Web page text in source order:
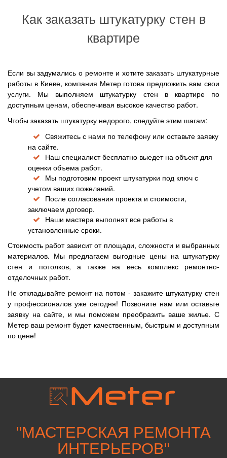
Как заказать штукатурку стен в
квартире
Если вы задумались о ремонте и хотите заказать штукатурные
работы в Киеве, компания Метер готова предложить вам свои
услуги. Мы выполняем штукатурку стен в квартире по
доступным ценам, обеспечивая высокое качество работ.
Чтобы заказать штукатурку недорого, следуйте этим шагам:
Свяжитесь с нами по телефону или оставьте заявку
на сайте.
Наш специалист бесплатно выедет на объект для
оценки объема работ.
Мы подготовим проект штукатурки под ключ с
учетом ваших пожеланий.
После согласования проекта и стоимости,
заключаем договор.
Наши мастера выполнят все работы в
установленные сроки.
Стоимость работ зависит от площади, сложности и выбранных
материалов. Мы предлагаем выгодные цены на штукатурку
стен и потолков, а также на весь комплекс ремонтно-
отделочных работ.
Не откладывайте ремонт на потом - закажите штукатурку стен
у профессионалов уже сегодня! Позвоните нам или оставьте
заявку на сайте, и мы поможем преобразить ваше жилье. С
Метер ваш ремонт будет качественным, быстрым и доступным
по цене!
"МАСТЕРСКАЯ РЕМОНТА
ИНТЕРЬЕРОВ"